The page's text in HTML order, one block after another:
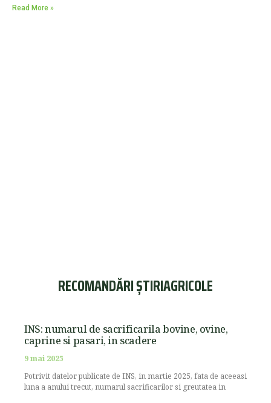
Read More »
RECOMANDĂRI ȘTIRIAGRICOLE
INS: numarul de sacrificarila bovine, ovine,
caprine si pasari, in scadere
9 mai 2025
Potrivit datelor publicate de INS, in martie 2025, fata de aceeasi
luna a anului trecut, numarul sacrificarilor si greutatea in